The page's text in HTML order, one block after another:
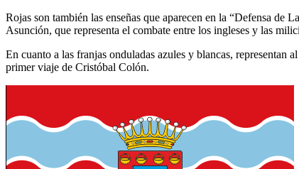
Rojas son también las enseñas que aparecen en la “Defensa de
Asunción, que representa el combate entre los ingleses y las
En cuanto a las franjas onduladas azules y blancas, representan
primer viaje de Cristóbal Colón.